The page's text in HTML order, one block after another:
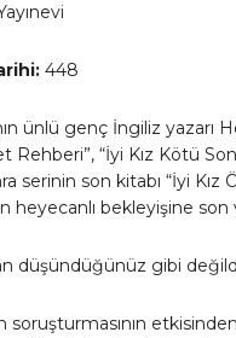
448
ünlü genç İngiliz yazarı
Rehberi”, “İyi Kız Kötü
serinin son kitabı “İyi Kız
heyecanlı bekleyişine son
düşündüğünüz gibi
soruşturmasının